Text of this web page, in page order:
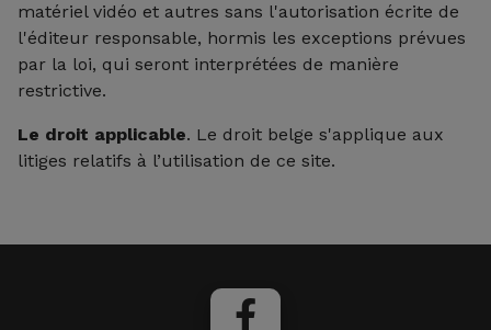
matériel vidéo et autres sans l'autorisation écrite de
l'éditeur responsable, hormis les exceptions prévues
par la loi, qui seront interprétées de manière
restrictive.
Le droit applicable. Le droit belge s'applique aux
litiges relatifs à l’utilisation de ce site.